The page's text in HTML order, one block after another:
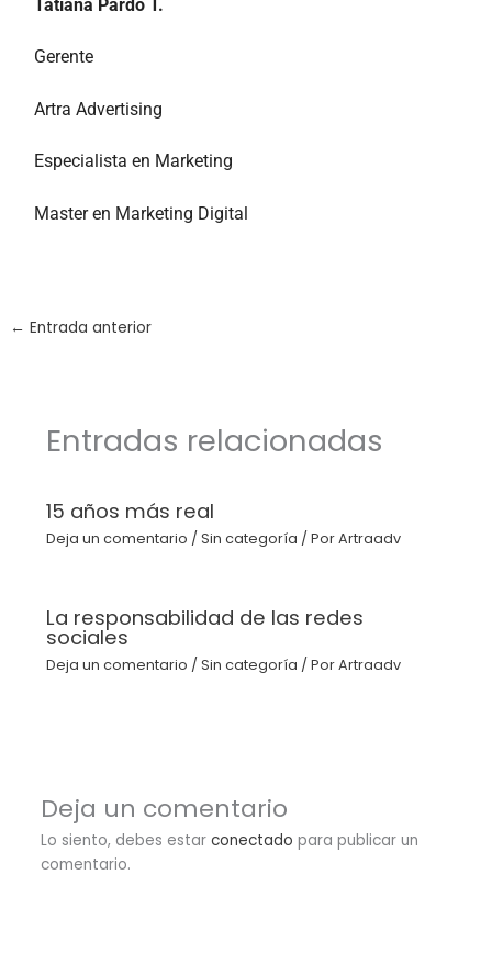
Tatiana Pardo T.
Gerente
Artra Advertising
Especialista en Marketing
Master en Marketing Digital
← Entrada anterior
Entradas relacionadas
15 años más real
Deja un comentario / Sin categoría / PorArtraadv
La responsabilidad de las redes
sociales
Deja un comentario / Sin categoría / PorArtraadv
Deja un comentario
Lo siento, debes estar conectado para publicar un
comentario.